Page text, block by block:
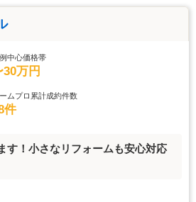
中心価格帯
30万円
ムプロ累計成約件数
件
す！小さなリフォームも安心対応